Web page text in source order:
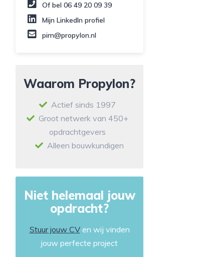
Of bel 06 49 20 09 39
Mijn LinkedIn profiel
pim@propylon.nl
Waarom Propylon?
Actief sinds 1997
Groot netwerk van 450+
opdrachtgevers
Alleen bouwkundigen
Niet helemaal jouw
opdracht?
Stuur jouw CVen wij vinden
jouw perfecte project